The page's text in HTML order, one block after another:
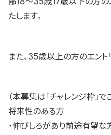
たします。
また、35歳以上の方のエント
（本募集は「チャレンジ枠」
将来性のある方
・伸びしろがあり前途有望